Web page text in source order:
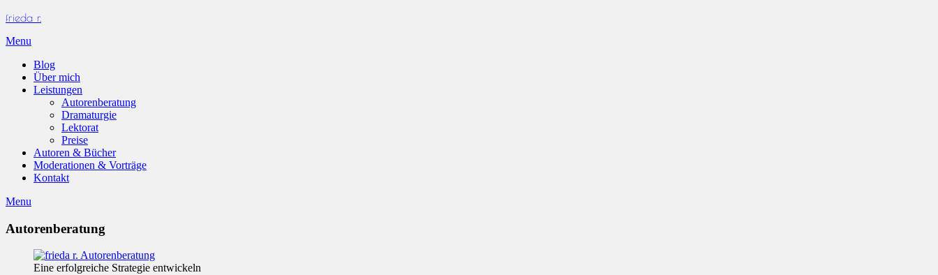
Skip
content
frieda r.
Menu
Blog
Über mich
Leistungen
Autorenberatung
Dramaturgie
Lektorat
Preise
Autoren & Bücher
Moderationen & Vorträge
Kontakt
Menu
Autorenberatung
Eine erfolgreiche Strategie entwickeln